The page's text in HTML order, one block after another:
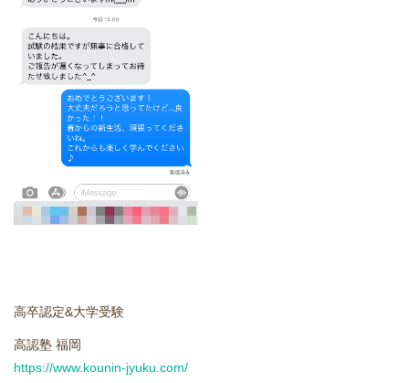
オンライン個別指導
アクセス情報
プライバシーポリシー
お問い合わせ
進学実績
生徒さんの声
高卒認定&大学受験
高認塾 福岡
https://www.kounin-jyuku.com/